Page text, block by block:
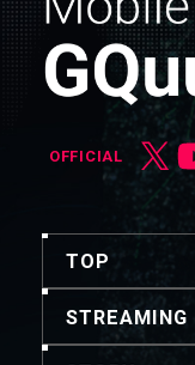
OFFICIAL
TOP
STREAMING